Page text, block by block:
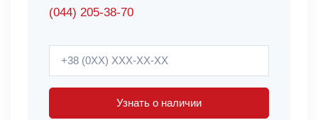
(044) 205-38-70
Узнать о наличии